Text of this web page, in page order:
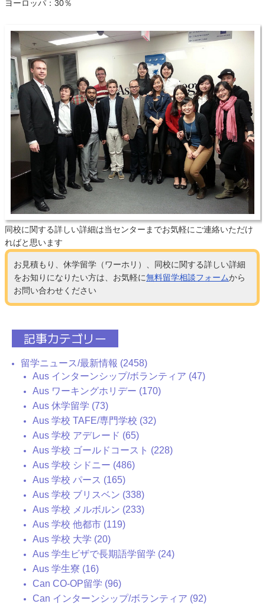
ヨーロッパ：30％
同校に関する詳しい詳細は当センターまでお気軽にご連絡いただけ
ればと思います
お見積もり、休学留学（ワーホリ）、同校に関する詳しい詳細
をお知りになりたい方は、お気軽に無料留学相談フォームから
お問い合わせください
記事カテゴリー
留学ニュース/最新情報 (2458)
Aus インターンシップ/ボランティア (47)
Aus ワーキングホリデー (170)
Aus 休学留学 (73)
Aus 学校 TAFE/専門学校 (32)
Aus 学校 アデレード (65)
Aus 学校 ゴールドコースト (228)
Aus 学校 シドニー (486)
Aus 学校 パース (165)
Aus 学校 ブリスベン (338)
Aus 学校 メルボルン (233)
Aus 学校 他都市 (119)
Aus 学校 大学 (20)
Aus 学生ビザで長期語学留学 (24)
Aus 学生寮 (16)
Can CO-OP留学 (96)
Can インターンシップ/ボランティア (92)